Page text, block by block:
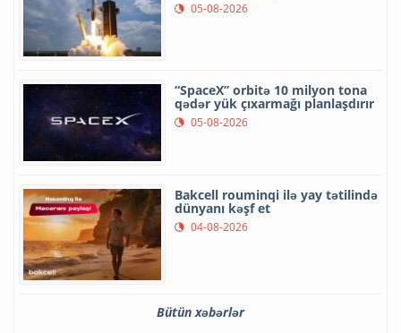
05-08-2026
“SpaceX” orbitə 10 milyon tona
qədər yük çıxarmağı planlaşdırır
05-08-2026
Bakcell rouminqi ilə yay tətilində
dünyanı kəşf et
04-08-2026
Bütün xəbərlər